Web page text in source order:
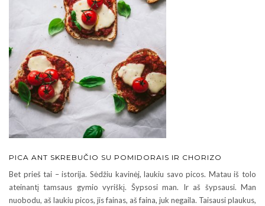
PICA ANT SKREBUČIO SU POMIDORAIS IR CHORIZO
Bet prieš tai – istorija. Sėdžiu kavinėj, laukiu savo picos. Matau iš tolo
ateinantį tamsaus gymio vyriškį. Šypsosi man. Ir aš šypsausi. Man
nuobodu, aš laukiu picos, jis fainas, aš faina, juk negaila. Taisausi plaukus,